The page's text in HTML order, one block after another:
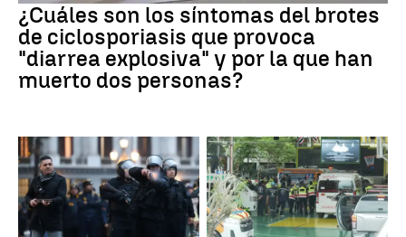
¿Cuáles son los síntomas del brotes
de ciclosporiasis que provoca
"diarrea explosiva" y por la que han
muerto dos personas?
Tailandia